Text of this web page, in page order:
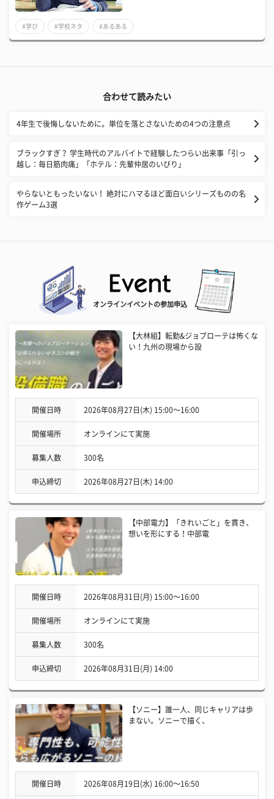
#学び #学校ネタ #あるある
合わせて読みたい
4年生で後悔しないために。単位を落とさないための4つの注意点
ブラックすぎ？ 学生時代のアルバイトで経験したつらい出来事「引っ
越し：毎日筋肉痛」「ホテル：先輩仲居のいびり」
やらないともったいない！ 絶対にハマるほど面白いシリーズものの名
作ゲーム3選
オンラインイベントの参加申込
【大林組】転勤&ジョブローテは怖くな
い！九州の現場から設
開催日時 2026年08月27日(木) 15:00〜16:00
開催場所 オンラインにて実施
募集人数 300名
申込締切 2026年08月27日(木) 14:00
【中部電力】「きれいごと」を貫き、
想いを形にする！中部電
開催日時 2026年08月31日(月) 15:00〜16:00
開催場所 オンラインにて実施
募集人数 300名
申込締切 2026年08月31日(月) 14:00
【ソニー】誰一人、同じキャリアは歩
まない。ソニーで描く、
開催日時 2026年08月19日(水) 16:00〜16:50